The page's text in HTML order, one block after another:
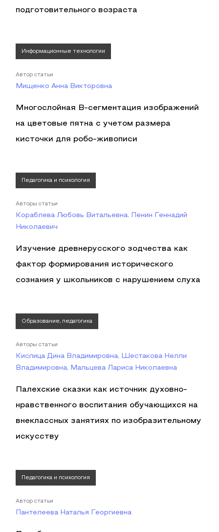
подготовительного возраста
Информационные технологии
Автор статьи
Мищенко Анна Викторовна
Многослойная B-сегментация изображений
на цветовые пятна с учетом размера
кисточки для робо-живописи
Педагогика и психология
Авторы статьи
Кораблева Любовь Витальевна, Пенин Геннадий
Николаевич
Изучение древнерусского зодчества как
фактор формирования исторического
сознания у школьников с нарушением слуха
Образование, педагогика
Авторы статьи
Кислица Дина Владимировна, Шестакова Нелли
Владимировна, Мальцева Лариса Николаевна
Палехские сказки как источник духовно-
нравственного воспитания обучающихся на
внеклассных занятиях по изобразительному
искусству
Педагогика и психология
Автор статьи
Пантелеева Наталья Георгиевна